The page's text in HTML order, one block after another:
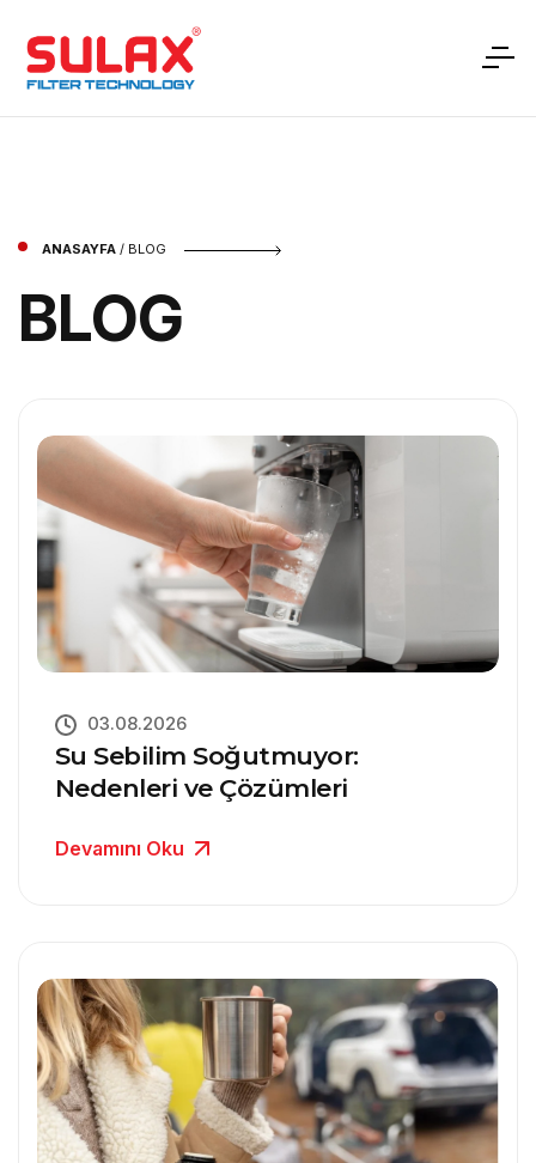
ANASAYFA / BLOG
BLOG
03.08.2026
Su Sebilim Soğutmuyor:
Nedenleri ve Çözümleri
Devamını Oku